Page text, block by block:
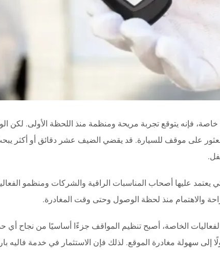
فإنه يتوقع تجربة مريحة ومنظمة منذ اللحظة الأولى. لكن
على موقف للسيارة. قد يقضي الضيف عشر دقائق أو أكثر
عليها أصحاب المناسبات الراقية والشركات ومنظمو
والاهتمام منذ لحظة الوصول وحتى وقت المغادرة.
الخاصة، أصبح تنظيم المواقف جزءًا أساسيًا من نجاح أي
سهولة مغادرة الموقع. لذلك فإن الاستثمار في خدمة فاليه